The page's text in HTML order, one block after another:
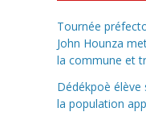
Tournée
John Hounza
la commune et
Dédékpoè élève
la population